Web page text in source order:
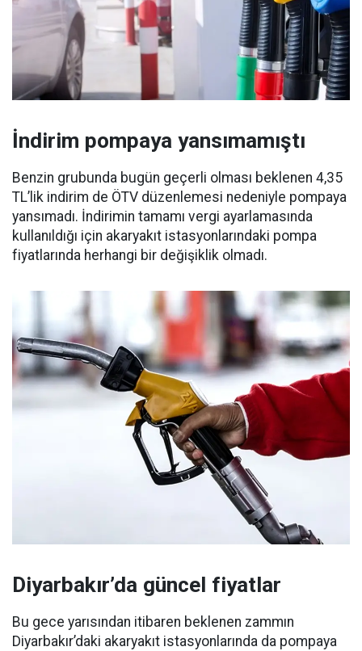
İndirim pompaya yansımamıştı
Benzin grubunda bugün geçerli olması beklenen 4,35
TL’lik indirim de ÖTV düzenlemesi nedeniyle pompaya
yansımadı. İndirimin tamamı vergi ayarlamasında
kullanıldığı için akaryakıt istasyonlarındaki pompa
fiyatlarında herhangi bir değişiklik olmadı.
Diyarbakır’da güncel fiyatlar
Bu gece yarısından itibaren beklenen zammın
Diyarbakır’daki akaryakıt istasyonlarında da pompaya